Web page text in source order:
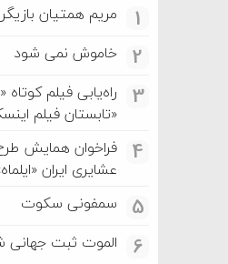
1 مریم همتیان
2 خاموش نمی شود
3
راه‌یابی فیلم
«تابستان فیلم
4
فراخوان همایش
عشایری ایران
5 سمفونی سکوت
6 الموت ثبت جهانی